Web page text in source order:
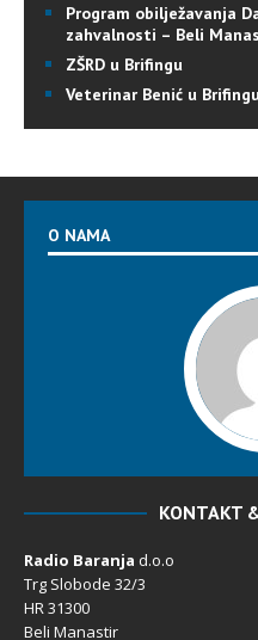
Program obilježavanja
zahvalnosti – Beli
ZŠRD u Brifingu
Veterinar Benić u Brifingu
O NAMA
KONTAKT
Radio Baranja d.o.o
Trg Slobode 32/3
HR 31300
Beli Manastir